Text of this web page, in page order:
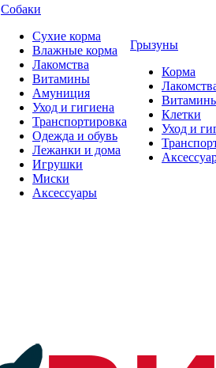
Собаки
Сухие корма
Влажные корма
Лакомства
Витамины
Амуниция
Уход и гигиена
Транспортировка
Одежда и обувь
Лежанки и дома
Игрушки
Миски
Аксессуары
Грызуны
Корма
Клетки
Уход и